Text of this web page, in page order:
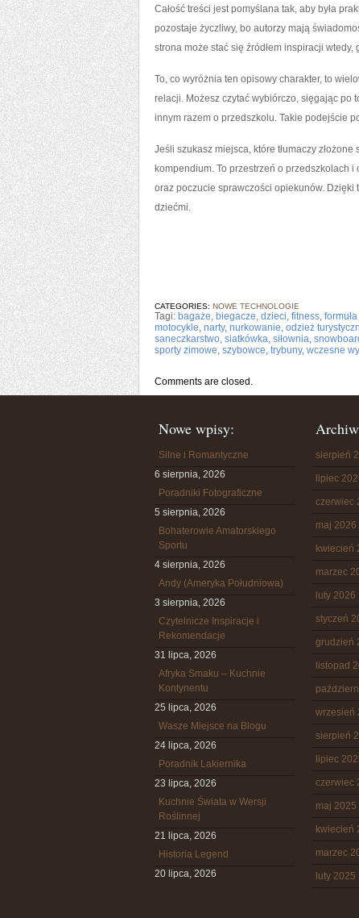
Całość treści jest pomyślana tak, aby była
pozostaje życzliwy, bo autorzy mają
strona może stać się źródłem inspiracji
To, co wyróżnia ten opisowy charakter, to
relacji. Możesz czytać wybiórczo, sięgając po
innym razem o przedszkolu. Takie podejście
Jeśli szukasz miejsca, które tłumaczy
kompendium. To przestrzeń o przedszkolach
oraz poczucie sprawczości opiekunów. Dzięki
dziećmi.
CATEGORIES: NOWE TECHNOLOGIE
Tagi: bagaże, biegacze, dzieci, fitness, formuła
motocykle, narty, nurkowanie, odzież
saneczkarstwo, siatkówka, siłownia,
sporty zimowe, szybowce, trybuny, wczesne
Comments are closed.
Nowe wpisy:
Silne i Romantyczne
6 sierpnia, 2026
Poradniki Fotograficzne
5 sierpnia, 2026
Bohaterowie Amatorskiego
Sportu
4 sierpnia, 2026
Andy (Ameryka Południowa)
3 sierpnia, 2026
Czytelnicze Inspiracje i
Rekomendacje
31 lipca, 2026
Afryka Smaku – Kuchnie
Kontynentu
25 lipca, 2026
Wasze Miejsce na Blogu
24 lipca, 2026
Poradnik Lakiernika
23 lipca, 2026
Kuchnie Świata w Wersji
Roślinnej
21 lipca, 2026
Historia Legend
20 lipca, 2026
sierpień
lipiec
czerwiec
maj 2026
kwiecień
marzec
luty 2026
styczeń
grudzień
listopad
wrzesień
sierpień
lipiec
czerwiec
maj 2025
kwiecień
marzec
luty 2025